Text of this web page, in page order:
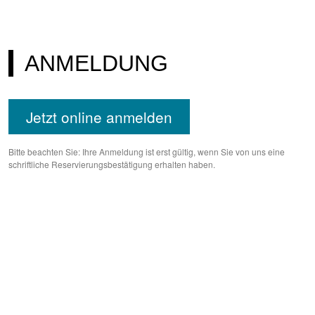
ANMELDUNG
Jetzt online anmelden
Bitte beachten Sie: Ihre Anmeldung ist erst gültig, wenn Sie von uns eine
schriftliche Reservierungsbestätigung erhalten haben.